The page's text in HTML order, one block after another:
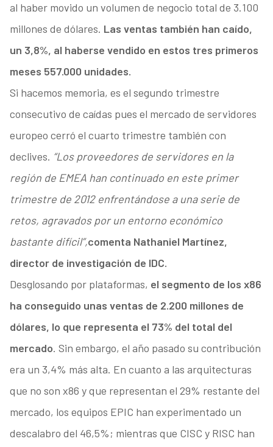
al haber movido un volumen de negocio total de 3.100
millones de dólares. Las ventas también han caído,
un 3,8%, al haberse vendido en estos tres primeros
meses 557.000 unidades.
Si hacemos memoria, es el segundo trimestre
consecutivo de caídas pues el mercado de servidores
europeo cerró el cuarto trimestre también con
declives. “Los proveedores de servidores en la
región de EMEA han continuado en este primer
trimestre de 2012 enfrentándose a una serie de
retos, agravados por un entorno económico
bastante difícil”,comenta Nathaniel Martínez,
director de investigación de IDC.
Desglosando por plataformas, el segmento de los x86
ha conseguido unas ventas de 2.200 millones de
dólares, lo que representa el 73% del total del
mercado. Sin embargo, el año pasado su contribución
era un 3,4% más alta. En cuanto a las arquitecturas
que no son x86 y que representan el 29% restante del
mercado, los equipos EPIC han experimentado un
descalabro del 46,5%; mientras que CISC y RISC han